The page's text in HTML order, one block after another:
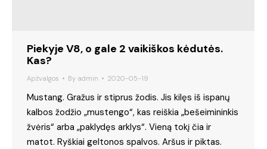
Piekyje V8, o gale 2 vaikiškos kėdutės.
Kas?
Apžvalgos By admin 2020-05-19
Mustang. Gražus ir stiprus žodis. Jis kilęs iš ispanų
kalbos žodžio „mustengo“, kas reiškia „bešeimininkis
žvėris“ arba „paklydęs arklys“. Vieną tokį čia ir
matot. Ryškiai geltonos spalvos. Aršus ir piktas.